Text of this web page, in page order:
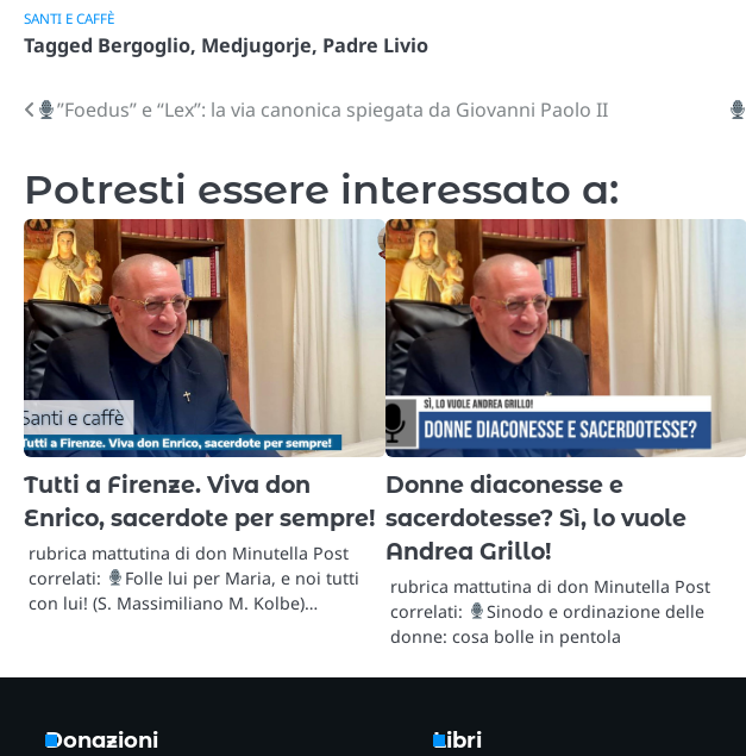
SANTI E CAFFÈ
Tagged Bergoglio, Medjugorje, Padre Livio
Navigazione
”Foedus” e “Lex”: la via canonica spiegata da Giovanni Paolo II
Potresti essere interessato a:
Tutti a Firenze. Viva don
Enrico, sacerdote per sempre!
rubrica mattutina di don Minutella Post
correlati:
Folle lui per Maria, e noi tutti
con lui! (S. Massimiliano M. Kolbe)…
Donne diaconesse e
sacerdotesse? Sì, lo vuole
Andrea Grillo!
rubrica mattutina di don Minutella Post
correlati:
Sinodo e ordinazione delle
donne: cosa bolle in pentola
Donazioni Libri